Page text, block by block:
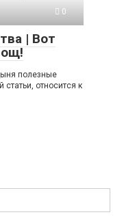
0
| Вот
полезные
статьи, относится к